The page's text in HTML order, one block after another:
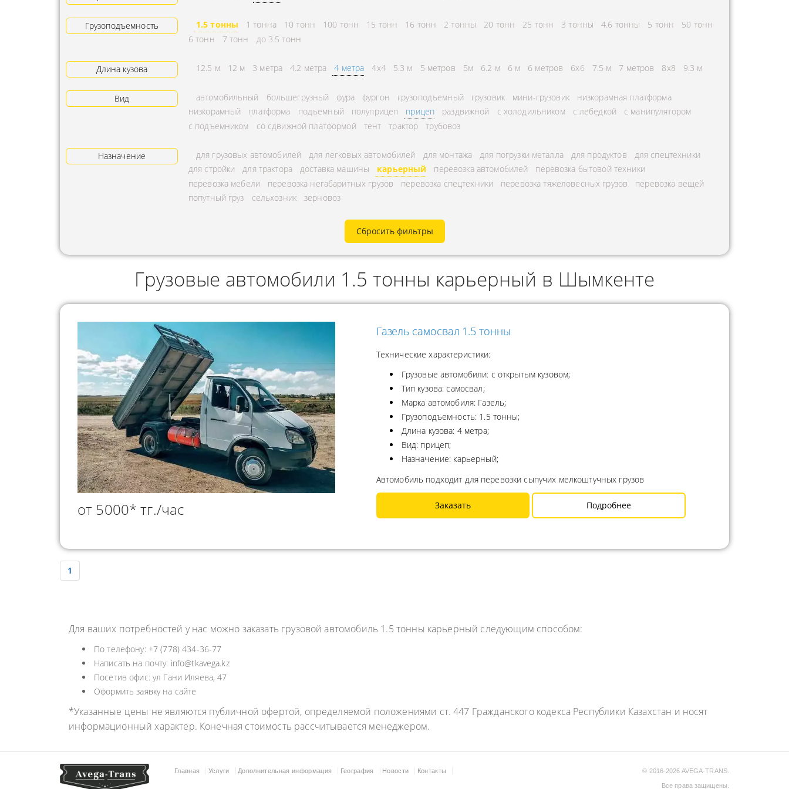
АРЕНДА ТРАКТОРА
УСЛУГИ АВТОКРАНА
АВИАПЕРЕВОЗКА
ГРУЗОПЕРЕВОЗКИ
ПЕРЕВОЗКИ
ИНДИВИДУАЛЬНЫЕ
ГРУЗОПЕРЕВОЗКИ
КОНТЕЙНЕРНЫЕ
ПЕРЕВОЗКИ
ЭКСПЕДИТОРА
ПЕРЕВОЗКА МУКИ
РАССЧИТАТЬ РАССТОЯНИЕ
ОХРАНА ГРУЗА
ПЕРЕВОЗКА КИСЛОРОДНЫХ
БАЛЛОНОВ
ПЕРЕВОЗКА
НЕФТЕПРОДУКТОВ
ГОРОДСКИЕ
МЕЖДУГОРОДНЫЕ
ПЕРЕВОЗКИ В БЕЛАРУСЬ
ПЕРЕВОЗКИ В
Грузоподъемность 1.5 тонны 1 тонна 10 тонн 100 тонн 15 тонн 16 тонн 2 тонны 20 тонн 25 тонн 3 тонны 4.6 тонны 5 тонн
50 тонн
6 тонн
7 тонн до 3.5 тонн
Длина кузова 12.5 м 12 м 3 метра 4.2 метра 4 метра 4x4 5.3 м 5 метров 5м 6.2 м 6 м 6 метров 6х6 7.5 м 7 метров 8х8 9.3 м
Вид автомобильный большегрузный фура фургон грузоподъемный грузовик мини-грузовик
низкорамная платформа
низкорамный
платформа подъемный полуприцеп прицеп раздвижной с холодильником с лебедкой
с манипулятором
с подъемником
со сдвижной платформой тент трактор трубовоз
Назначение для грузовых автомобилей для легковых автомобилей для монтажа для погрузки металла для продуктов
для спецтехники
для стройки
для трактора доставка машины карьерный перевозка автомобилей
перевозка бытовой техники
перевозка мебели
перевозка негабаритных грузов перевозка спецтехники перевозка тяжеловесных грузов
перевозка вещей
попутный груз
сельхозник зерновоз
Сбросить фильтры
Грузовые автомобили 1.5 тонны карьерный в Шымкенте
от 5000* тг./час
Газель самосвал 1.5 тонны
Технические характеристики:
Грузовые автомобили: с открытым кузовом;
Тип кузова: самосвал;
Марка автомобиля: Газель;
Грузоподъемность: 1.5 тонны;
Длина кузова: 4 метра;
Вид: прицеп;
Назначение: карьерный;
Автомобиль подходит для перевозки сыпучих мелкоштучных грузов
Заказать Подробнее
1
Для ваших потребностей у нас можно заказать грузовой автомобиль 1.5 тонны карьерный следующим способом:
По телефону: +7 (778) 434-36-77
Написать на почту: info@tkavega.kz
Посетив офис: ул Гани Иляева, 47
Оформить заявку на сайте
*Указанные цены не являются публичной офертой, определяемой положениями ст. 447 Гражданского кодекса Республики Казахстан и носят
информационный характер. Конечная стоимость рассчитывается менеджером.
Главная Услуги Дополнительная информация География Новости Контакты © 2016-2026 AVEGA-TRANS.
Все права защищены.